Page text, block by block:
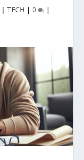
| TECH | 0 |